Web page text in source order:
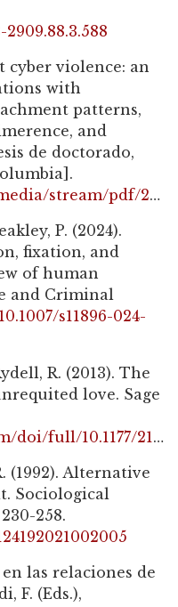
cyber violence: an
with
patterns,
and
de doctorado,
pdf/24/1.0434196/3
P. (2024).
fixation, and
of human
and Criminal
s11896-024-
R. (2013). The
love. Sage
2158244013492160
(1992). Alternative
Sociological
258.
en las relaciones de
F. (Eds.),